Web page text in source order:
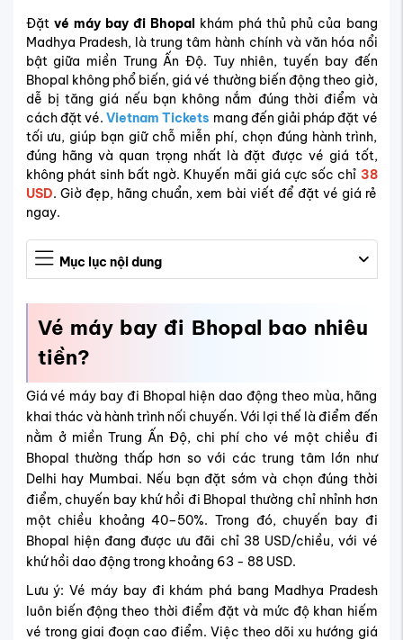
Đặt vé máy bay đi Bhopal khám phá thủ phủ của bang
Madhya Pradesh, là trung tâm hành chính và văn hóa nổi
bật giữa miền Trung Ấn Độ. Tuy nhiên, tuyến bay đến
Bhopal không phổ biến, giá vé thường biến động theo giờ,
dễ bị tăng giá nếu bạn không nắm đúng thời điểm và
cách đặt vé.Vietnam Tickets mang đến giải pháp đặt vé
tối ưu, giúp bạn giữ chỗ miễn phí, chọn đúng hành trình,
đúng hãng và quan trọng nhất là đặt được vé giá tốt,
không phát sinh bất ngờ. Khuyến mãi giá cực sốc chỉ 38
USD. Giờ đẹp, hãng chuẩn, xem bài viết để đặt vé giá rẻ
ngay.
Mục lục nội dung
Vé máy bay đi Bhopal bao nhiêu
tiền?
Giá vé máy bay đi Bhopal hiện dao động theo mùa, hãng
khai thác và hành trình nối chuyến. Với lợi thế là điểm đến
nằm ở miền Trung Ấn Độ, chi phí cho vé một chiều đi
Bhopal thường thấp hơn so với các trung tâm lớn như
Delhi hay Mumbai. Nếu bạn đặt sớm và chọn đúng thời
điểm, chuyến bay khứ hồi đi Bhopal thường chỉ nhỉnh hơn
một chiều khoảng 40–50%. Trong đó, chuyến bay đi
Bhopal hiện đang được ưu đãi chỉ 38 USD/chiều, với vé
khứ hồi dao động trong khoảng 63 - 88 USD.
Lưu ý: Vé máy bay đi khám phá bang Madhya Pradesh
luôn biến động theo thời điểm đặt và mức độ khan hiếm
vé trong giai đoạn cao điểm. Việc theo dõi xu hướng giá